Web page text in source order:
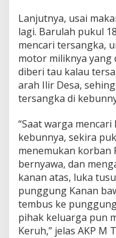
Lanjutnya, usai
lagi. Barulah pukul
mencari tersangka,
motor miliknya yang
diberi tau kalau
arah Ilir Desa,
tersangka di
“Saat warga
kebunnya, sekira
menemukan korban
bernyawa, dan
kanan atas, luka
punggung Kanan
tembus ke
pihak keluarga pun
Keruh,” jelas AKP M